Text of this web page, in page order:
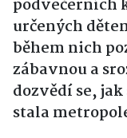
podvečerních
určených
během nich
zábavnou a
dozvědí se,
stala